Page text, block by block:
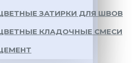
ЗАТИРКИ ДЛЯ ШВОВ
КЛАДОЧНЫЕ СМЕСИ